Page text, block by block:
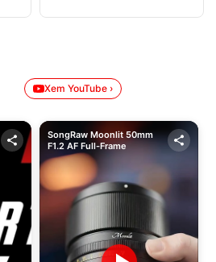
Xem YouTube ›
SongRaw Moonlit 50mm
F1.2 AF Full-Frame